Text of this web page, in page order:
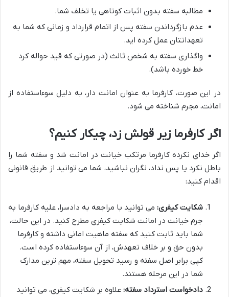
مطالبه سفته بدون اثبات کوتاهی یا تخلف شما.
عدم بازگرداندن سفته پس از اتمام قرارداد و زمانی که شما به
تعهداتتان عمل کرده اید.
واگذاری سفته به شخص ثالث (در صورتی که قید حواله کرد
خط خورده باشد).
در این صورت، کارفرما به عنوان امانت دار، به دلیل سوءاستفاده از
امانت، مجرم شناخته می شود.
اگر کارفرما زیر قولش زد، چیکار کنیم؟
اگر خدای نکرده کارفرما مرتکب خیانت در امانت شد و سفته شما را
باطل نکرد یا پس نداد، نگران نباشید، شما می توانید از طریق قانونی
اقدام کنید:
شکایت کیفری: می توانید با مراجعه به دادسرا، علیه کارفرما به
جرم خیانت در امانت شکایت کیفری مطرح کنید. در این حالت،
شما باید ثابت کنید که سفته ماهیت امانی داشته و کارفرما
بدون حق و بر خلاف تعهدش، از آن سوءاستفاده کرده است.
کپی برابر اصل سفته و رسید تحویل سفته، مهم ترین مدارک
شما در این مرحله هستند.
دادخواست استرداد سفته: علاوه بر شکایت کیفری، می توانید